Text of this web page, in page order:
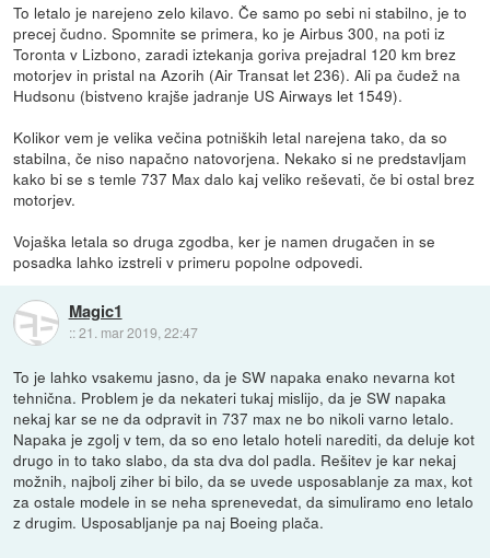
To letalo je narejeno zelo kilavo. Če samo po sebi ni stabilno, je to
precej čudno. Spomnite se primera, ko je Airbus 300, na poti iz
Toronta v Lizbono, zaradi iztekanja goriva prejadral 120 km brez
motorjev in pristal na Azorih (Air Transat let 236). Ali pa čudež na
Hudsonu (bistveno krajše jadranje US Airways let 1549).
Kolikor vem je velika večina potniških letal narejena tako, da so
stabilna, če niso napačno natovorjena. Nekako si ne predstavljam
kako bi se s temle 737 Max dalo kaj veliko reševati, če bi ostal brez
motorjev.
Vojaška letala so druga zgodba, ker je namen drugačen in se
posadka lahko izstreli v primeru popolne odpovedi.
Magic1
::21. mar 2019, 22:47
To je lahko vsakemu jasno, da je SW napaka enako nevarna kot
tehnična. Problem je da nekateri tukaj mislijo, da je SW napaka
nekaj kar se ne da odpravit in 737 max ne bo nikoli varno letalo.
Napaka je zgolj v tem, da so eno letalo hoteli narediti, da deluje kot
drugo in to tako slabo, da sta dva dol padla. Rešitev je kar nekaj
možnih, najbolj ziher bi bilo, da se uvede usposablanje za max, kot
za ostale modele in se neha sprenevedat, da simuliramo eno letalo
z drugim. Usposabljanje pa naj Boeing plača.